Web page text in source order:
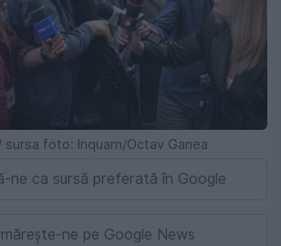
sursa foto: Inquam/Octav Ganea
ne ca sursă preferată în Google
ne pe Google News